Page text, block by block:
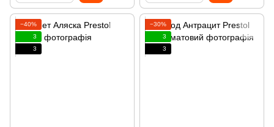
−40%
3
3
−30%
3
3